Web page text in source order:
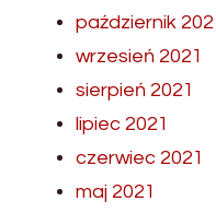
październik
wrzesień 2021
sierpień 2021
lipiec 2021
czerwiec 2021
maj 2021